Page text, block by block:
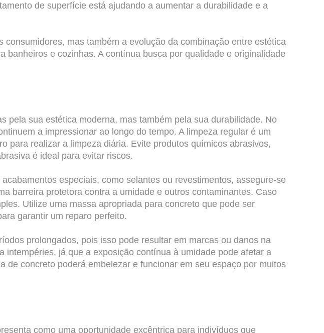
de superfície está ajudando a aumentar a durabilidade e a
mas também a evolução da combinação entre estética
e cozinhas. A contínua busca por qualidade e originalidade
pela sua estética moderna, mas também pela sua durabilidade. No
a impressionar ao longo do tempo. A limpeza regular é um
para realizar a limpeza diária. Evite produtos químicos abrasivos,
é ideal para evitar riscos.
especiais, como selantes ou revestimentos, assegure-se
barreira protetora contra a umidade e outros contaminantes. Caso
Utilize uma massa apropriada para concreto que pode ser
garantir um reparo perfeito.
prolongados, pois isso pode resultar em marcas ou danos na
já que a exposição contínua à umidade pode afetar a
concreto poderá embelezar e funcionar em seu espaço por muitos
como uma oportunidade excêntrica para indivíduos que